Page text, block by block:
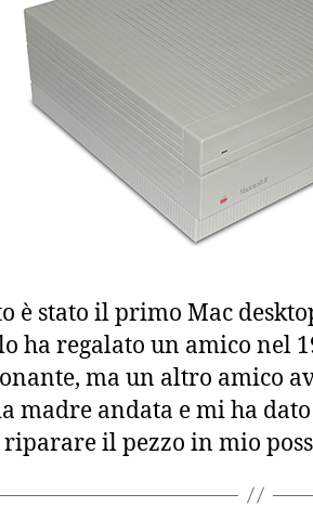
è stato il primo Mac
ha regalato un amico nel
ma un altro amico
madre andata e mi ha
il pezzo in mio